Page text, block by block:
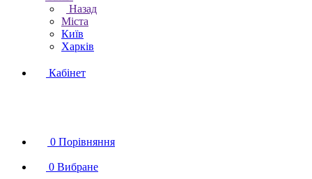
Назад
Міста
Київ
Харків
Кабінет
0 Порівняння
0 Вибране